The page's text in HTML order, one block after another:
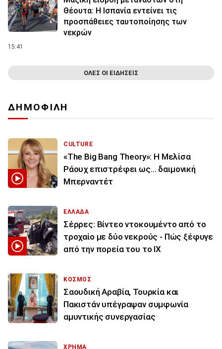
Θέουτα: Η Ισπανία εντείνει τις
προσπάθειες ταυτοποίησης των
νεκρών
15:41
ΟΛΕΣ ΟΙ ΕΙΔΗΣΕΙΣ
ΔΗΜΟΦΙΛΗ
CULTURE
«The Big Bang Theory»: Η Μελίσα
Ράουχ επιστρέφει ως… δαιμονική
Μπερναντέτ
ΕΛΛΑΔΑ
Σέρρες: Βίντεο ντοκουμέντο από το
τροχαίο με δύο νεκρούς - Πώς ξέφυγε
από την πορεία του το ΙΧ
ΚΟΣΜΟΣ
Σαουδική Αραβία, Τουρκία και
Πακιστάν υπέγραψαν συμφωνία
αμυντικής συνεργασίας
ΧΡΗΜΑ